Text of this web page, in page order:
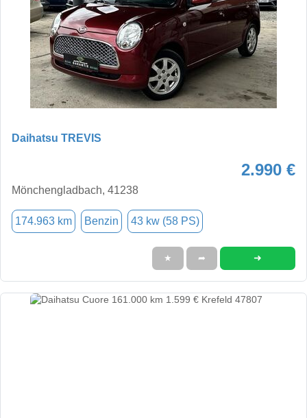
Daihatsu TREVIS
2.990 €
Mönchengladbach, 41238
174.963 km Benzin 43 kw (58 PS)
★ ➦ ➜